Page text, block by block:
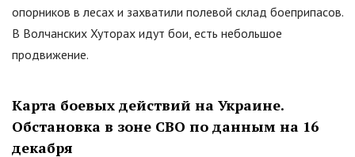
опорников в лесах и захватили полевой склад боеприпасов.
В Волчанских Хуторах идут бои, есть небольшое
продвижение.
Карта боевых действий на Украине.
Обстановка в зоне СВО по данным на 16
декабря